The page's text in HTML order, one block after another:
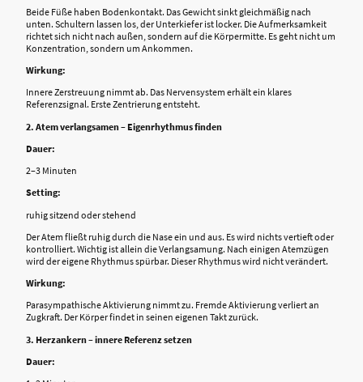
Beide Füße haben Bodenkontakt. Das Gewicht sinkt gleichmäßig nach
unten. Schultern lassen los, der Unterkiefer ist locker. Die Aufmerksamkeit
richtet sich nicht nach außen, sondern auf die Körpermitte. Es geht nicht um
Konzentration, sondern um Ankommen.
Wirkung:
Innere Zerstreuung nimmt ab. Das Nervensystem erhält ein klares
Referenzsignal. Erste Zentrierung entsteht.
2. Atem verlangsamen – Eigenrhythmus finden
Dauer:
2–3 Minuten
Setting:
ruhig sitzend oder stehend
Der Atem fließt ruhig durch die Nase ein und aus. Es wird nichts vertieft oder
kontrolliert. Wichtig ist allein die Verlangsamung. Nach einigen Atemzügen
wird der eigene Rhythmus spürbar. Dieser Rhythmus wird nicht verändert.
Wirkung:
Parasympathische Aktivierung nimmt zu. Fremde Aktivierung verliert an
Zugkraft. Der Körper findet in seinen eigenen Takt zurück.
3. Herzankern – innere Referenz setzen
Dauer: